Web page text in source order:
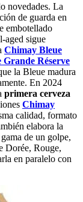
novedades. La
de guarda en
embotellado
aged sigue
Chimay Bleue
Réserve
la Bleue madura
En 2024
primera cerveza
Chimay
calidad, formato
elabora la
de un golpe,
Dorée, Rouge,
en paralelo con